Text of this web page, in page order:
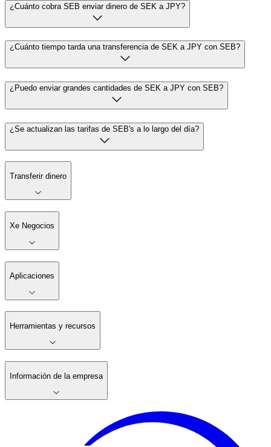
¿Cuánto cobra SEB enviar dinero de SEK a JPY?
¿Cuánto tiempo tarda una transferencia de SEK a JPY con SEB?
¿Puedo enviar grandes cantidades de SEK a JPY con SEB?
¿Se actualizan las tarifas de SEB's a lo largo del día?
Transferir dinero
Xe Negocios
Aplicaciones
Herramientas y recursos
Información de la empresa